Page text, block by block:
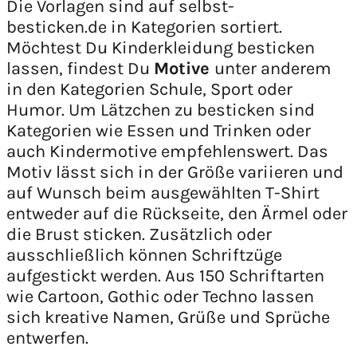
Die Vorlagen sind auf selbst-
besticken.de in Kategorien sortiert.
Möchtest Du Kinderkleidung besticken
lassen, findest Du Motive unter anderem
in den Kategorien Schule, Sport oder
Humor. Um Lätzchen zu besticken sind
Kategorien wie Essen und Trinken oder
auch Kindermotive empfehlenswert. Das
Motiv lässt sich in der Größe variieren und
auf Wunsch beim ausgewählten T-Shirt
entweder auf die Rückseite, den Ärmel oder
die Brust sticken. Zusätzlich oder
ausschließlich können Schriftzüge
aufgestickt werden. Aus 150 Schriftarten
wie Cartoon, Gothic oder Techno lassen
sich kreative Namen, Grüße und Sprüche
entwerfen.